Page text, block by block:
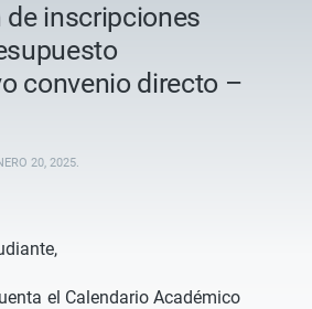
inscripciones
convenio directo –
20, 2025.
el Calendario Académico